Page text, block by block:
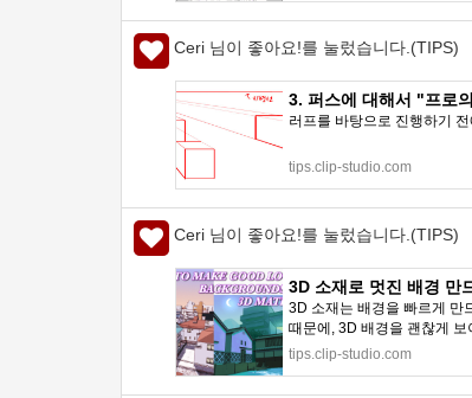
Ceri 님이 좋아요!를 눌렀습니다.(TIPS)
3. 퍼스에 대해서 "프로
러프를 바탕으로 진행하기
tips.clip-studio.com
Ceri 님이 좋아요!를 눌렀습니다.(TIPS)
3D 소재로 멋진 배경 만
3D 소재는 배경을 빠르게 만
때문에, 3D 배경을 괜찮게
tips.clip-studio.com